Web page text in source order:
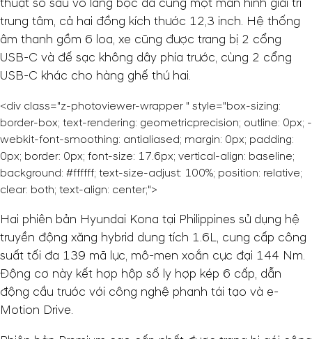
thuật số sau vô lăng bọc da cùng một màn hình giải trí
trung tâm, cả hai đồng kích thước 12,3 inch. Hệ thống
âm thanh gồm 6 loa, xe cũng được trang bị 2 cổng
USB-C và đế sạc không dây phía trước, cùng 2 cổng
USB-C khác cho hàng ghế thứ hai.
<div class="z-photoviewer-wrapper " style="box-sizing:
border-box; text-rendering: geometricprecision; outline: 0px; -
webkit-font-smoothing: antialiased; margin: 0px; padding:
0px; border: 0px; font-size: 17.6px; vertical-align: baseline;
background: #ffffff; text-size-adjust: 100%; position: relative;
clear: both; text-align: center;">
Hai phiên bản Hyundai Kona tại Philippines sử dụng hệ
truyền động xăng hybrid dung tích 1.6L, cung cấp công
suất tối đa 139 mã lực, mô-men xoắn cực đại 144 Nm.
Động cơ này kết hợp hộp số ly hợp kép 6 cấp, dẫn
động cầu trước với công nghệ phanh tái tạo và e-
Motion Drive.